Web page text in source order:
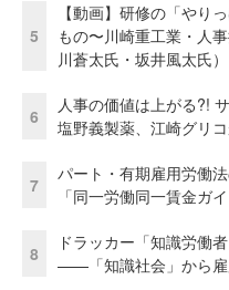
5
【動画】研修の「やり
もの〜川崎重工業・人
川蒼太氏・坂井風太氏）
6
人事の価値は上がる?!
塩野義製薬、江崎グリコ
7
パート・有期雇用労働
「同一労働同一賃金ガ
8
ドラッカー「知識労働
——「知識社会」から雇